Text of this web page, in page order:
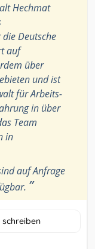
Hechmat
Deutsche
auf
über
und ist
für Arbeits-
in über
Team
in
auf Anfrage
”
schreiben